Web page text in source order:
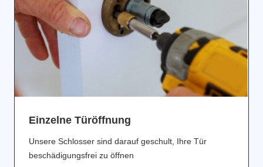
Einzelne Türöffnung
Unsere Schlosser sind darauf geschult, Ihre Tür
beschädigungsfrei zu öffnen